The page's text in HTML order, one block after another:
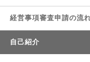
経営事項審査申請の流
自己紹介